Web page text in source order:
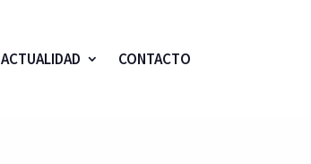
ACTUALIDAD CONTACTO